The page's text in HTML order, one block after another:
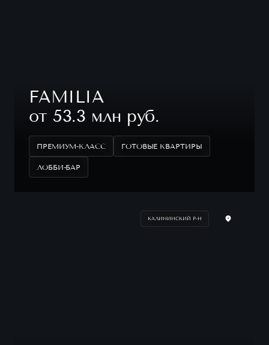
FAMILIA
от 53.3 млн руб.
ПРЕМИУМ-КЛАСС ГОТОВЫЕ КВАРТИРЫ
ЛОББИ-БАР
КАЛИНИНСКИЙ Р-Н